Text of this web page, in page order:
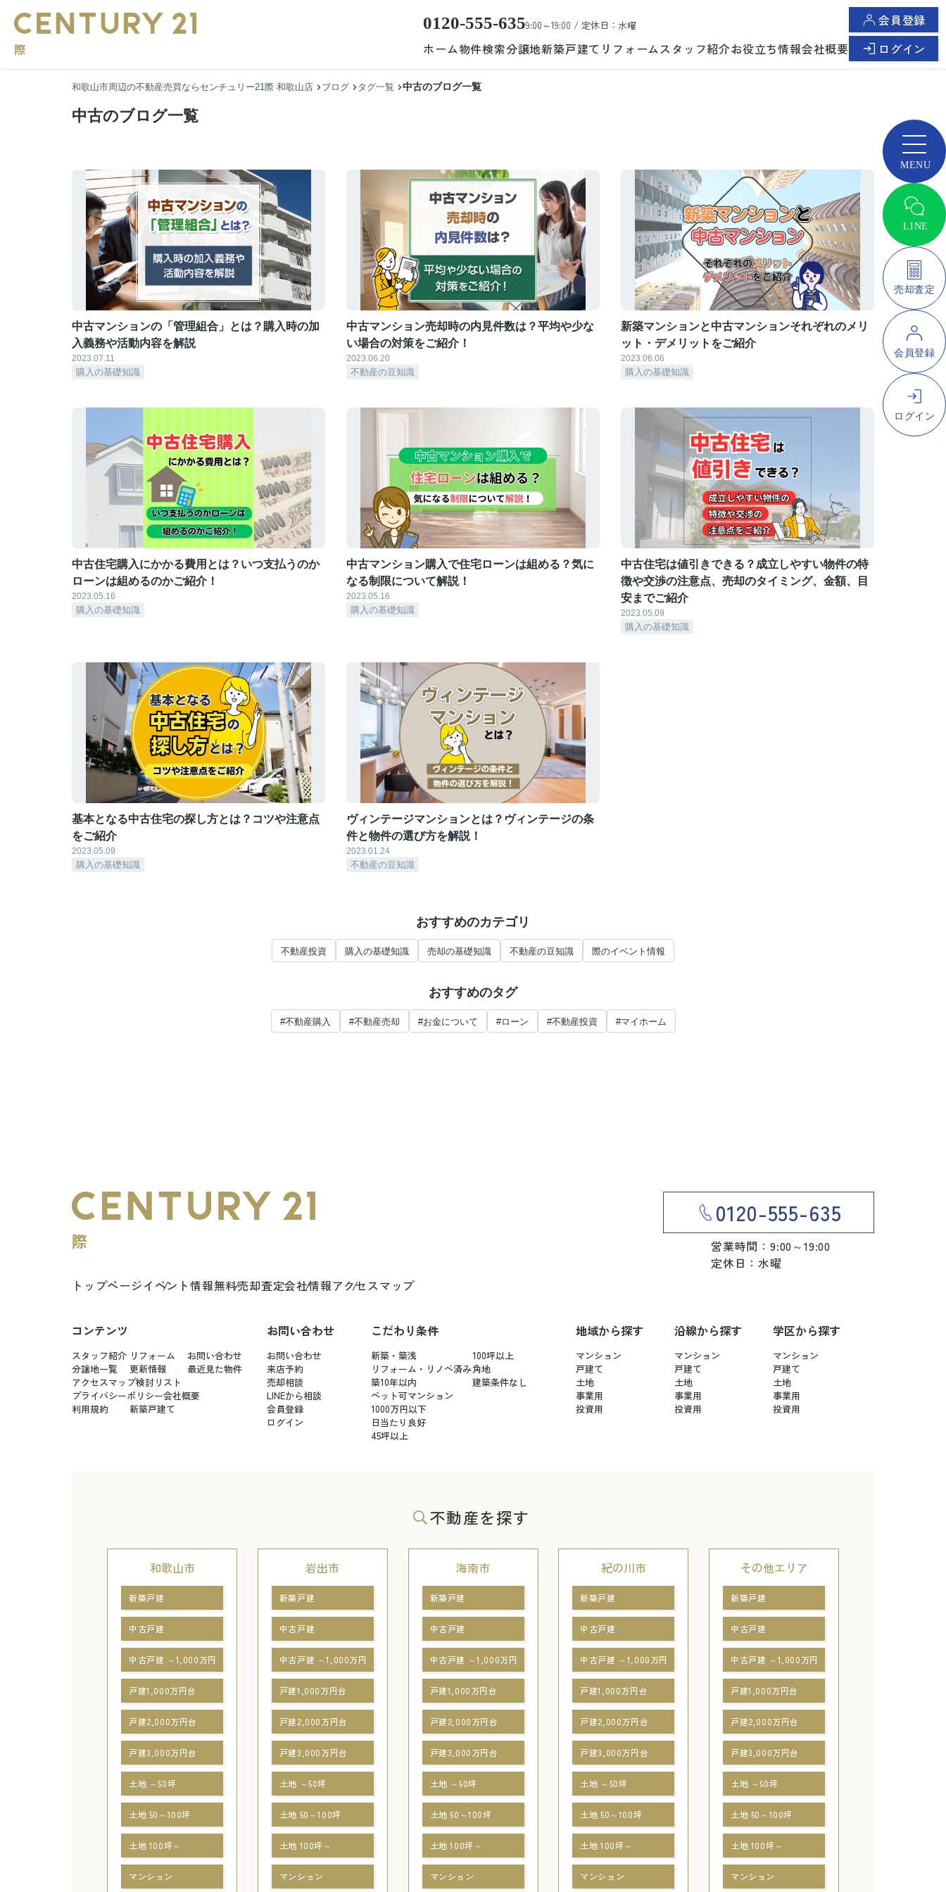
0120-555-6359:00～19:00 / 定休日：水曜
ホーム物件検索分譲地新築戸建て リフォーム スタッフ紹介お役立ち情報会社概要
会員登録
ログイン
和歌山市周辺の不動産売買ならセンチュリー21際 和歌山店 ブログ タグ一覧 中古のブログ一覧
中古のブログ一覧
中古マンションの「管理組合」とは？購入時の加
入義務や活動内容を解説
2023.07.11
購入の基礎知識
中古マンション売却時の内見件数は？平均や少な
い場合の対策をご紹介！
2023.06.20
不動産の豆知識
新築マンションと中古マンションそれぞれのメリ
ット・デメリットをご紹介
2023.06.06
購入の基礎知識
中古住宅購入にかかる費用とは？いつ支払うのか
ローンは組めるのかご紹介！
2023.05.16
購入の基礎知識
中古マンション購入で住宅ローンは組める？気に
なる制限について解説！
2023.05.16
購入の基礎知識
中古住宅は値引きできる？成立しやすい物件の特
徴や交渉の注意点、売却のタイミング、金額、目
安までご紹介
2023.05.09
購入の基礎知識
基本となる中古住宅の探し方とは？コツや注意点
をご紹介
2023.05.09
購入の基礎知識
ヴィンテージマンションとは？ヴィンテージの条
件と物件の選び方を解説！
2023.01.24
不動産の豆知識
おすすめのカテゴリ
不動産投資 購入の基礎知識 売却の基礎知識 不動産の豆知識 際のイベント情報
おすすめのタグ
#不動産購入 #不動産売却 #お金について #ローン #不動産投資 #マイホーム
トップページイベント情報無料売却査定会社情報アクセスマップ
0120-555-635
営業時間：9:00～19:00
定休日：水曜
コンテンツ
スタッフ紹介 リフォーム
お問い合わせ
分譲地一覧
更新情報
最近見た物件
アクセスマップ検討リスト
プライバシーポリシー会社概要
利用規約
新築戸建て
お問い合わせ
お問い合わせ
来店予約
売却相談
LINEから相談
会員登録
ログイン
こだわり条件
新築・築浅
100坪以上
リフォーム・リノベ済み角地
築10年以内
建築条件なし
ペット可マンション
1000万円以下
日当たり良好
45坪以上
地域から探す
マンション
戸建て
土地
事業用
投資用
沿線から探す
マンション
戸建て
土地
事業用
投資用
学区から探す
マンション
戸建て
土地
事業用
投資用
不動産を探す
和歌山市
新築戸建
中古戸建
中古戸建 ～1,000万円
戸建1,000万円台
戸建2,000万円台
戸建3,000万円台
土地 ～50坪
土地 50～100坪
土地 100坪～
マンション
岩出市
新築戸建
中古戸建
中古戸建 ～1,000万円
戸建1,000万円台
戸建2,000万円台
戸建3,000万円台
土地 ～50坪
土地 50～100坪
土地 100坪～
マンション
海南市
新築戸建
中古戸建
中古戸建 ～1,000万円
戸建1,000万円台
戸建2,000万円台
戸建3,000万円台
土地 ～50坪
土地 50～100坪
土地 100坪～
マンション
紀の川市
新築戸建
中古戸建
中古戸建 ～1,000万円
戸建1,000万円台
戸建2,000万円台
戸建3,000万円台
土地 ～50坪
土地 50～100坪
土地 100坪～
マンション
その他エリア
新築戸建
中古戸建
中古戸建 ～1,000万円
戸建1,000万円台
戸建2,000万円台
戸建3,000万円台
土地 ～50坪
土地 50～100坪
土地 100坪～
マンション